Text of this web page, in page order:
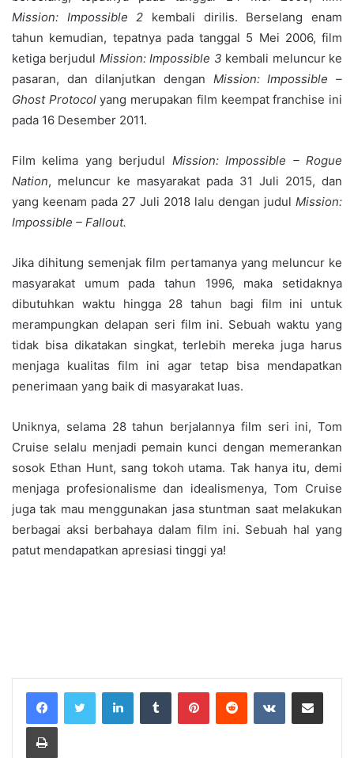
Mission: Impossible 2 kembali dirilis. Berselang enam
tahun kemudian, tepatnya pada tanggal 5 Mei 2006, film
ketiga berjudul Mission: Impossible 3 kembali meluncur ke
pasaran, dan dilanjutkan dengan Mission: Impossible –
Ghost Protocolyang merupakan film keempat franchise ini
pada 16 Desember 2011.
Film kelima yang berjudul Mission: Impossible – Rogue
Nation, meluncur ke masyarakat pada 31 Juli 2015, dan
yang keenam pada 27 Juli 2018 lalu dengan judul Mission:
Impossible – Fallout.
Jika dihitung semenjak film pertamanya yang meluncur ke
masyarakat umum pada tahun 1996, maka setidaknya
dibutuhkan waktu hingga 28 tahun bagi film ini untuk
merampungkan delapan seri film ini. Sebuah waktu yang
tidak bisa dikatakan singkat, terlebih mereka juga harus
menjaga kualitas film ini agar tetap bisa mendapatkan
penerimaan yang baik di masyarakat luas.
Uniknya, selama 28 tahun berjalannya film seri ini, Tom
Cruise selalu menjadi pemain kunci dengan memerankan
sosok Ethan Hunt, sang tokoh utama. Tak hanya itu, demi
menjaga profesionalisme dan idealismenya, Tom Cruise
juga tak mau menggunakan jasa stuntman saat melakukan
berbagai aksi berbahaya dalam film ini. Sebuah hal yang
patut mendapatkan apresiasi tinggi ya!
LinkedInTumblr PinterestReddit VKontakteShare via Email
Print